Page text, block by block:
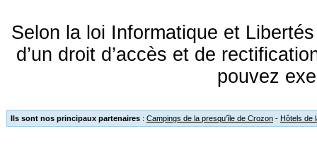
Selon la loi Informatique et
d’un droit d’accès et de
pouvez
Ils sont nos principaux partenaires : Campings de la presqu'île de Crozon - Hôtels de